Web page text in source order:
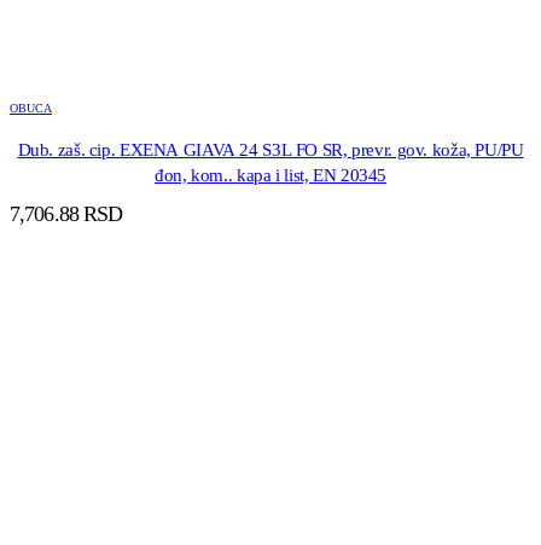
OBUCA
Dub. zaš. cip. EXENA GIAVA 24 S3L FO SR, prevr. gov. koža, PU/PU
đon, kom.. kapa i list, EN 20345
7,706.88RSD